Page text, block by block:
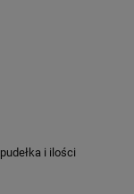
i ilości